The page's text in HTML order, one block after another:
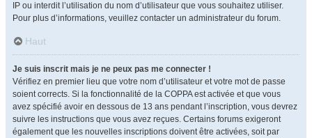
IP ou interdit l’utilisation du nom d’utilisateur que vous souhaitez utiliser.
Pour plus d’informations, veuillez contacter un administrateur du forum.
Haut
Je suis inscrit mais je ne peux pas me connecter !
Vérifiez en premier lieu que votre nom d’utilisateur et votre mot de passe
soient corrects. Si la fonctionnalité de la COPPA est activée et que vous
avez spécifié avoir en dessous de 13 ans pendant l’inscription, vous devrez
suivre les instructions que vous avez reçues. Certains forums exigeront
également que les nouvelles inscriptions doivent être activées, soit par